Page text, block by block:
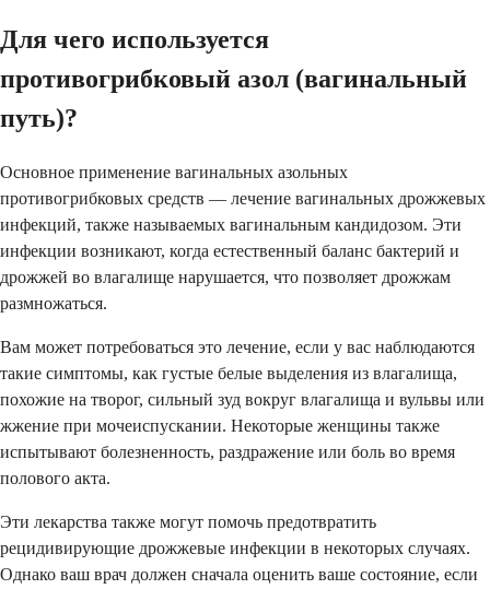
Для чего используется
противогрибковый азол (вагинальный
путь)?
Основное применение вагинальных азольных
противогрибковых средств — лечение вагинальных дрожжевых
инфекций, также называемых вагинальным кандидозом. Эти
инфекции возникают, когда естественный баланс бактерий и
дрожжей во влагалище нарушается, что позволяет дрожжам
размножаться.
Вам может потребоваться это лечение, если у вас наблюдаются
такие симптомы, как густые белые выделения из влагалища,
похожие на творог, сильный зуд вокруг влагалища и вульвы или
жжение при мочеиспускании. Некоторые женщины также
испытывают болезненность, раздражение или боль во время
полового акта.
Эти лекарства также могут помочь предотвратить
рецидивирующие дрожжевые инфекции в некоторых случаях.
Однако ваш врач должен сначала оценить ваше состояние, если